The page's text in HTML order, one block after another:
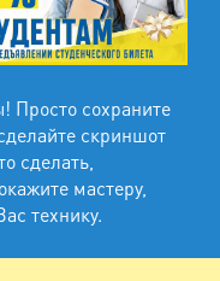
Просто сохраните
скриншот
сделать,
мастеру,
технику.